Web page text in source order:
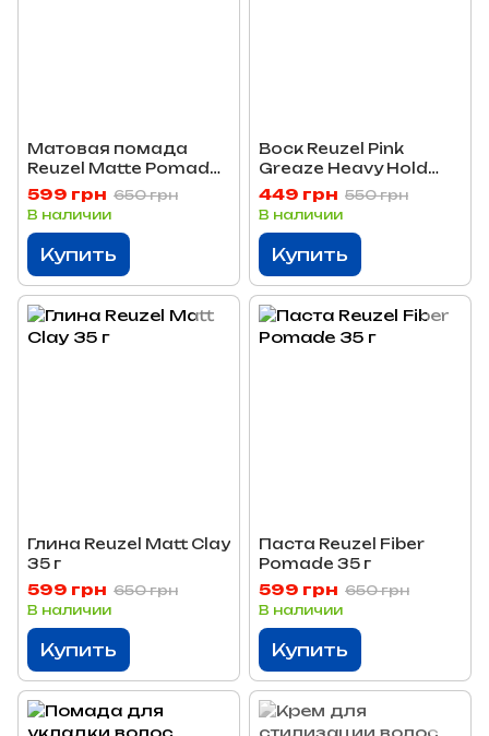
Матовая помада
Reuzel Matte Pomade
35 г
599 грн 650 грн
В наличии
Купить
Воск Reuzel Pink
Greaze Heavy Hold
Pomade 35 г
449 грн 550 грн
В наличии
Купить
Глина Reuzel Matt Clay
35 г
599 грн 650 грн
В наличии
Купить
Паста Reuzel Fiber
Pomade 35 г
599 грн 650 грн
В наличии
Купить